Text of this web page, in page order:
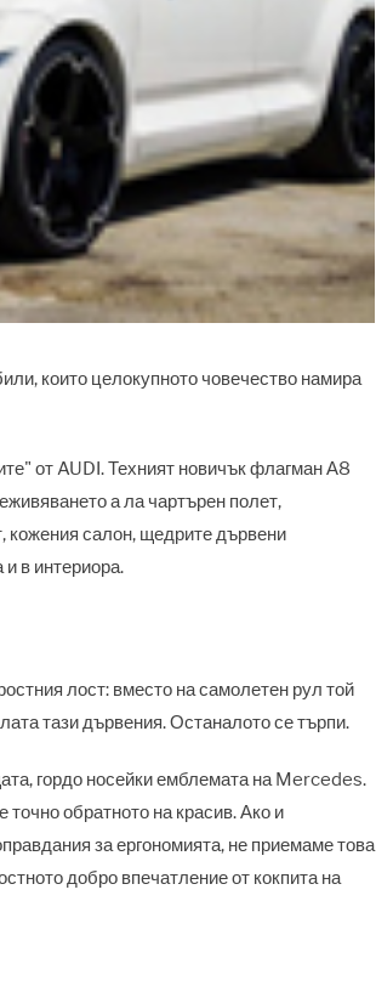
които целокупното човечество намира
от AUDI. Техният новичък флагман А8
а ла чартърен полет,
кожения салон, щедрите дървени
и в интериора.
лост: вместо на самолетен рул той
тази дървения. Останалото се търпи.
гордо носейки емблемата на Mercedes.
обратното на красив. Ако и
за ергономията, не приемаме това
добро впечатление от кокпита на